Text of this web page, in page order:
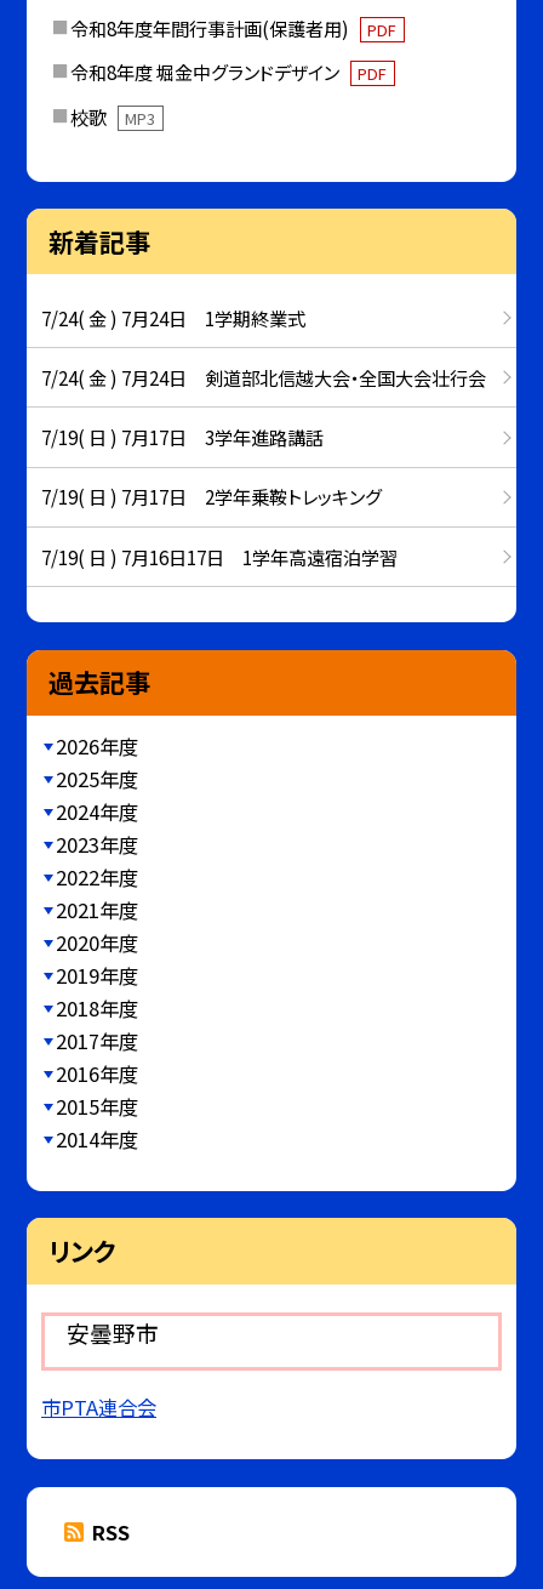
令和8年度年間行事計画(保護者用)
PDF
令和8年度 堀金中グランドデザイン PDF
校歌 MP3
新着記事
7/24( 金 ) 7月24日 1学期終業式
7/24( 金 ) 7月24日 剣道部北信越大会・全国大会壮行会
7/19( 日 ) 7月17日 3学年進路講話
7/19( 日 ) 7月17日 2学年乗鞍トレッキング
7/19( 日 ) 7月16日17日 1学年高遠宿泊学習
過去記事
2026年度
2025年度
2024年度
2023年度
2022年度
2021年度
2020年度
2019年度
2018年度
2017年度
2016年度
2015年度
2014年度
リンク
安曇野市
市PTA連合会
RSS